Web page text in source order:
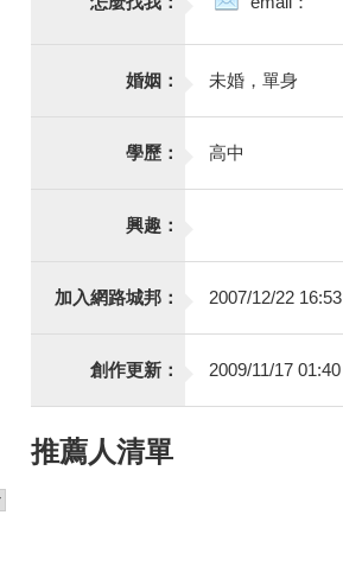
婚姻： 未婚，單身
學歷： 高中
興趣：
加入網路城邦： 2007/12/22 16:53
創作更新： 2009/11/17 01:40
推薦人清單